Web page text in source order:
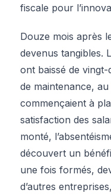
fiscale pour
Douze mois après
devenus tangibles.
ont baissé de
de maintenance,
commençaient à
satisfaction des
monté,
découvert un
une fois formés,
d’autres